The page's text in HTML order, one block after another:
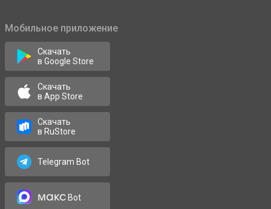
Мобильное приложение
Скачать
в Google Store
Скачать
в App Store
Скачать
в RuStore
Telegram Bot
максBot